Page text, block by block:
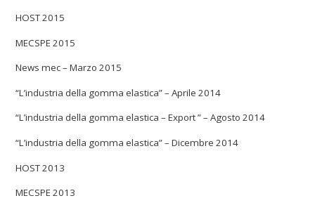
HOST 2015
MECSPE 2015
News mec – Marzo 2015
“L’industria della gomma elastica” – Aprile 2014
“L’industria della gomma elastica – Export ” – Agosto 2014
“L’industria della gomma elastica” – Dicembre 2014
HOST 2013
MECSPE 2013